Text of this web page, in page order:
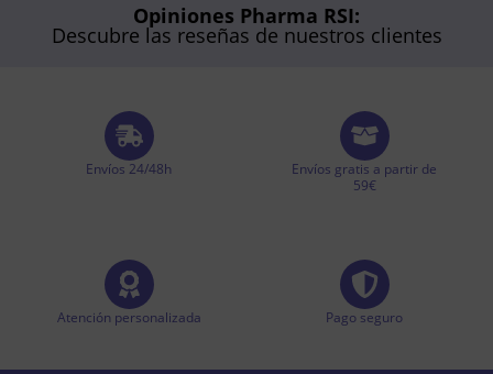
Opiniones Pharma RSI:
Descubre las reseñas de nuestros clientes
Envíos 24/48h
Envíos gratis a partir de
59€
Atención personalizada Pago seguro